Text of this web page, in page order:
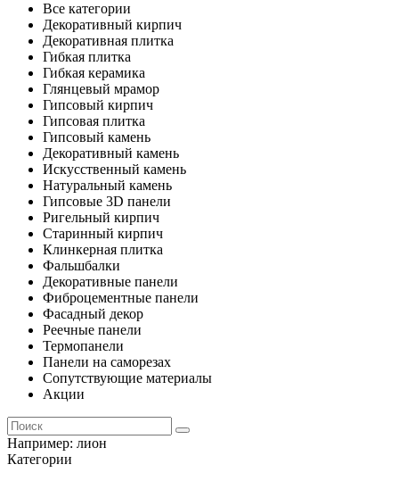
Все категории
Декоративный кирпич
Декоративная плитка
Гибкая плитка
Гибкая керамика
Глянцевый мрамор
Гипсовый кирпич
Гипсовая плитка
Гипсовый камень
Декоративный камень
Искусственный камень
Натуральный камень
Гипсовые 3D панели
Ригельный кирпич
Старинный кирпич
Клинкерная плитка
Фальшбалки
Декоративные панели
Фиброцементные панели
Фасадный декор
Реечные панели
Термопанели
Панели на саморезах
Сопутствующие материалы
Акции
Например: лион
Категории